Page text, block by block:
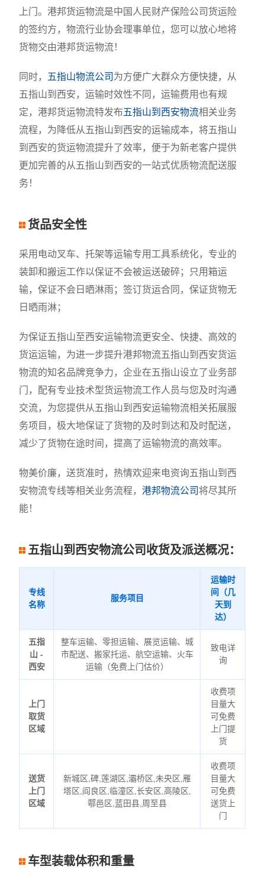
上门。港邦货运物流是中国人民财产保险公司货运险
的签约方，物流行业协会理事单位，您可以放心地将
货物交由港邦货运物流！
同时， 五指山物流公司 为方便广大群众方便快捷，从
五指山到西安，运输时效性不同，运输费用也有规
定，港邦货运物流特发布五指山到西安物流相关业务
流程，为降低从五指山到西安的运输成本，将五指山
到西安的货运物流提升了效率，便于为新老客户提供
更加完善的从五指山到西安的一站式优质物流配送服
务！
货品安全性
采用电动叉车、托架等运输专用工具系统化，专业的
装卸和搬运工作以保证不会被运送破碎；只用箱运
输，保证不会日晒淋雨；签订货运合同，保证货物无
日晒雨淋；
为保证五指山至西安运输物流更安全、快捷、高效的
货运运输，为进一步提升港邦物流五指山到西安货运
物流的知名品牌竞争力，企业在五指山设立了业务部
门，配有专业技术型货运物流工作人员与您及时沟通
交流，为您提供从五指山到西安运输物流相关拓展服
务项目，极大地保证了货物的及时到达和及时配送，
减少了货物在途时间，提高了运输物流的高效率。
物美价廉，送货准时，热情欢迎来电资询五指山到西
安物流专线等相关业务流程，港邦物流公司将尽其所
能！
五指山到西安物流公司收货及派送概况：
专线
名称
服务项目
运输时
间（几
天到
达）
五指
山 -
西安
整车运输、零担运输、展览运输、城
市配送、搬家托运、航空运输、火车
运输（免费上门估价）
致电详
询
上门
取货
区域
收费项
目量大
可免费
上门提
货
送货
上门
区域
新城区,碑,莲湖区,灞桥区,未央区,雁
塔区,阎良区,临潼区,长安区,高陵区,
鄠邑区,蓝田县,周至县
收费项
目量大
可免费
送货上
门
车型装载体积和重量